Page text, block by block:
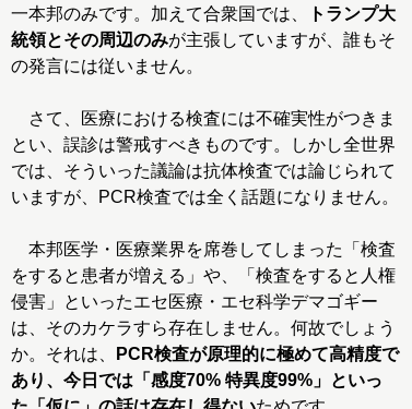
一本邦のみです。加えて合衆国では、
トランプ大
統領とその周辺のみが主張していますが、誰もそ
の発言には従いません。
さて、医療における検査には不確実性がつきま
とい、誤診は警戒すべきものです。しかし全世界
では、そういった議論は抗体検査では論じられて
いますが、PCR検査では全く話題になりません。
本邦医学・医療業界を席巻してしまった「検査
をすると患者が増える」や、「検査をすると人権
侵害」といったエセ医療・エセ科学デマゴギー
は、そのカケラすら存在しません。何故でしょう
か。それは、
PCR検査が原理的に極めて高精度で
あり、今日では「感度70% 特異度99%」といっ